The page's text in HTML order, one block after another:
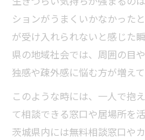
相談しやすい居場所を
生きづらい人が安心
は
茨城県で生きづらい
び方
引きこもりでも使え
リースペース
ションがうまくいかなかった
が受け入れられないと感じた
県の地域社会では、周囲の目
独感や疎外感に悩む方が増えて
このような時には、一人で抱
て相談できる窓口や居場所を
茨城県内には無料相談窓口や